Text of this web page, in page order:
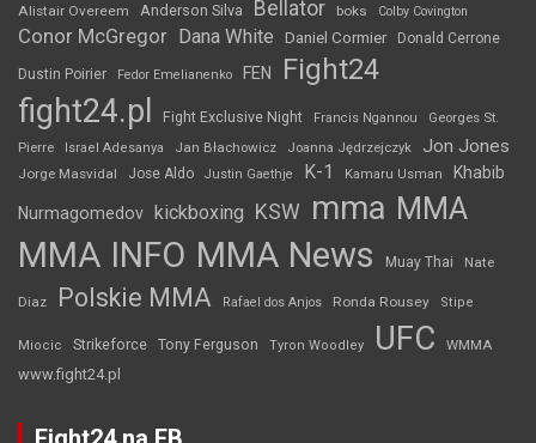
Alistair Overeem Anderson Silva Bellator boks Colby Covington
Conor McGregor Dana White Daniel Cormier Donald Cerrone
Dustin Poirier Fedor Emelianenko FEN Fight24
fight24.pl Fight Exclusive Night Francis Ngannou
Georges St.
Pierre
Israel Adesanya Jan Błachowicz Joanna Jędrzejczyk Jon Jones
Jorge Masvidal Jose Aldo Justin Gaethje K-1 Kamaru Usman Khabib
Nurmagomedov kickboxing KSW mma MMA
MMA INFO MMA News Muay Thai Nate
Diaz Polskie MMA Rafael dos Anjos Ronda Rousey Stipe
Miocic Strikeforce Tony Ferguson Tyron Woodley UFC WMMA
www.fight24.pl